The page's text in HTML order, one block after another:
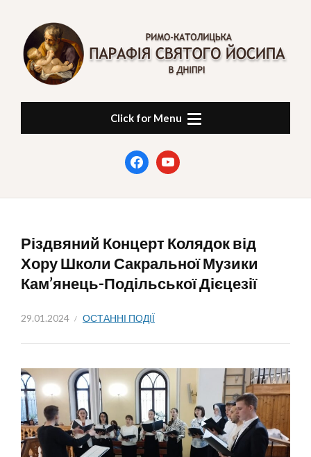
content
ПАРАФІЯ СВЯТОГО
ЙОСИПА
Click for Menu
facebookyoutube
Різдвяний Концерт Колядок від
Хору Школи Сакральної Музики
Кам’янець-Подільської Дієцезії
29.01.2024 ОСТАННІ ПОДІЇ